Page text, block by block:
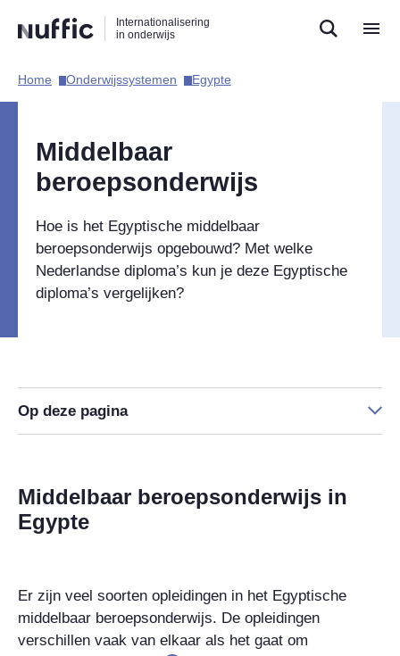
naar
zoekfunctie
naar
hoofdnavigatie
naar
inhoud
Internationalisering
in onderwijs
Hoofdnavigatie
Home​ Onderwijssystemen​ Egypte​
Middelbaar
beroepsonderwijs
Hoe is het Egyptische middelbaar
beroepsonderwijs opgebouwd? Met welke
Nederlandse diploma’s kun je deze Egyptische
diploma’s vergelijken?
Op deze pagina
Middelbaar beroepsonderwijs in
Egypte
Er zijn veel soorten opleidingen in het Egyptische
middelbaar beroepsonderwijs. De opleidingen
verschillen vaak van elkaar als het gaat om